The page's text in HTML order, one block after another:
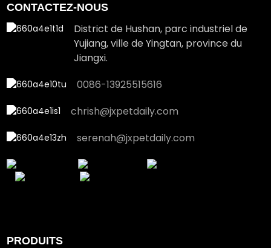
CONTACTEZ-NOUS
District de Hushan, parc industriel de
Yujiang, ville de Yingtan, province du
Jiangxi.
0086-13925515616
chrish@jxpetdaily.com
serenah@jxpetdaily.com
PRODUITS